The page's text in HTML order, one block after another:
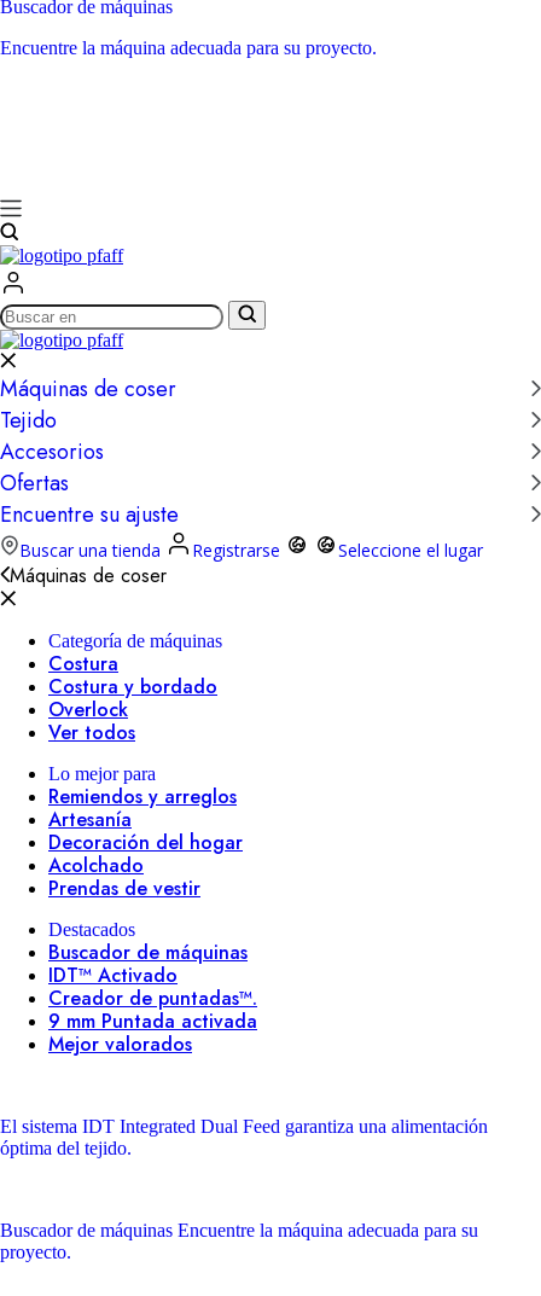
Buscador de máquinas
Encuentre la máquina adecuada para su proyecto.
Buscar
en
Máquinas de coser
Tejido
Accesorios
Ofertas
Encuentre su ajuste
Buscar una tienda Registrarse Seleccione el lugar
Máquinas de coser
Categoría de máquinas
Costura
Costura y bordado
Overlock
Ver todos
Lo mejor para
Remiendos y arreglos
Artesanía
Decoración del hogar
Acolchado
Prendas de vestir
Destacados
Buscador de máquinas
IDT™ Activado
Creador de puntadas™.
9 mm Puntada activada
Mejor valorados
El sistema IDT Integrated Dual Feed garantiza una alimentación
óptima del tejido.
Buscador de máquinas Encuentre la máquina adecuada para su
proyecto.